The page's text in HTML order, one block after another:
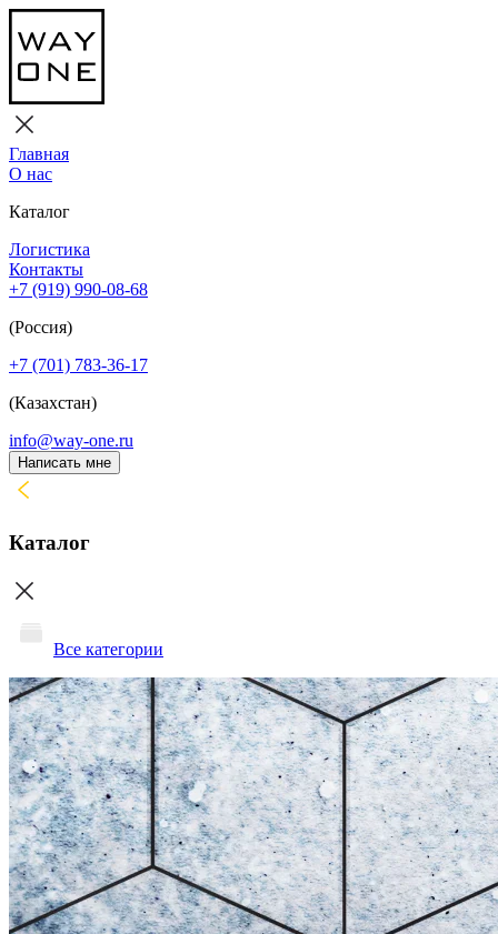
Главная
О нас
Каталог
Логистика
Контакты
+7 (919) 990-08-68
(Россия)
+7 (701) 783-36-17
(Казахстан)
info@way-one.ru
Написать мне
Каталог
Все категории